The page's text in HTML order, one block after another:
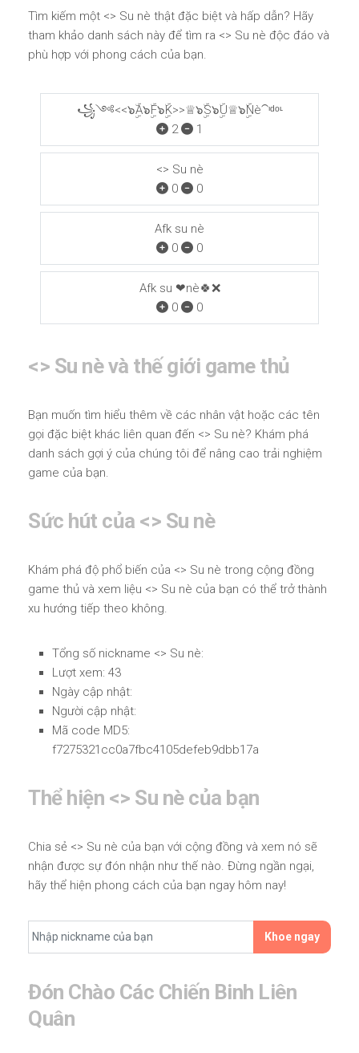
Tìm kiếm một <> Su nè thật đặc biệt và hấp dẫn? Hãy
tham khảo danh sách này để tìm ra <> Su nè độc đáo và
phù hợp với phong cách của bạn.
꧁༺<<๖ۣۜA๖ۣۜF๖ۣۜK>>♕๖ۣۜS๖ۣۜU♕๖ۣۜNè⁀ᶦᵈᵒᶫ
2
1
<> Su nè
0
0
Afk su nè
0
0
Afk su ❤nè🍀❌
0
0
<> Su nè và thế giới game thủ
Bạn muốn tìm hiểu thêm về các nhân vật hoặc các tên
gọi đặc biệt khác liên quan đến <> Su nè? Khám phá
danh sách gợi ý của chúng tôi để nâng cao trải nghiệm
game của bạn.
Sức hút của <> Su nè
Khám phá độ phổ biến của <> Su nè trong cộng đồng
game thủ và xem liệu <> Su nè của bạn có thể trở thành
xu hướng tiếp theo không.
Tổng số nickname <> Su nè:
Lượt xem: 43
Ngày cập nhật:
Người cập nhật:
Mã code MD5:
f7275321cc0a7fbc4105defeb9dbb17a
Thể hiện <> Su nè của bạn
Chia sẻ <> Su nè của bạn với cộng đồng và xem nó sẽ
nhận được sự đón nhận như thế nào. Đừng ngần ngại,
hãy thể hiện phong cách của bạn ngay hôm nay!
Khoe ngay
Đón Chào Các Chiến Binh Liên
Quân